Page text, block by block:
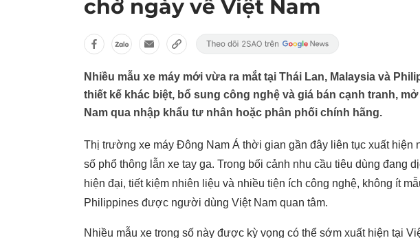
chờ ngày về Việt Nam
Nhiều mẫu xe máy mới vừa ra mắt tại Thái Lan, Malaysia và
thiết kế khác biệt, bổ sung công nghệ và giá bán cạnh tranh,
Nam qua nhập khẩu tư nhân hoặc phân phối chính hãng.
Thị trường xe máy Đông Nam Á thời gian gần đây liên tục xuất hiện
số phổ thông lẫn xe tay ga. Trong bối cảnh nhu cầu tiêu dùng đang
hiện đại, tiết kiệm nhiên liệu và nhiều tiện ích công nghệ, không ít
Philippines được người dùng Việt Nam quan tâm.
Nhiều mẫu xe trong số này được kỳ vọng có thể sớm xuất hiện tại